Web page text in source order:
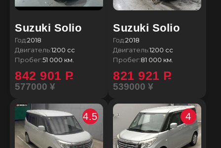
Suzuki Solio
Год:2018
Двигатель:1200 сс
Пробег:51 000 км.
842 901 P
577000 ¥
Suzuki Solio
Год:2018
Двигатель:1200 сс
Пробег:81 000 км.
821 921 P
539000 ¥
4.5 4